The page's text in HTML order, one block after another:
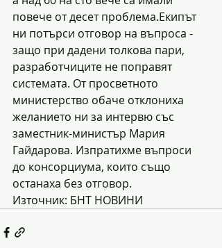
повече от десет проблема.Екипът
ни потърси отговор на въпроса -
защо при дадени толкова пари,
разработчиците не поправят
системата. От просветното
министерство обаче отклониха
желанието ни за интервю със
заместник-министър Мария
Гайдарова. Изпратихме въпроси
до консорциума, които също
останаха без отговор.
Източник: БНТ НОВИНИ